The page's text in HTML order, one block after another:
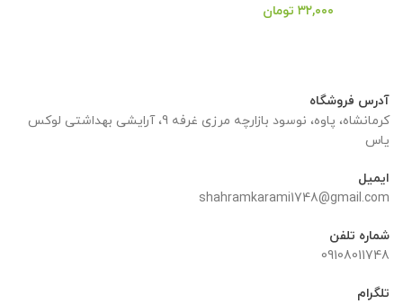
۳۲,۰۰۰ تومان
آدرس فروشگاه
کرمانشاه، پاوه، نوسود بازارچه مرزی غرفه 9، آرایشی بهداشتی لوکس
یاس
ایمیل
shahramkarami1748@gmail.com
شماره تلفن
09108011748
تلگرام